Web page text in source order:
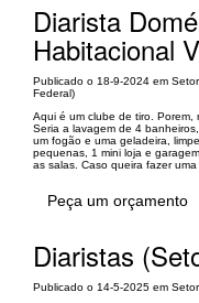
Diarista
Habitacional
Publicado o 18-9-2024 em
Federal)
Aqui é um clube de tiro. Porem,
Seria a lavagem de 4
um fogão e uma geladeira,
pequenas, 1 mini loja e
as salas. Caso queira fazer
Peça um orçamento
Diaristas
Publicado o 14-5-2025 em